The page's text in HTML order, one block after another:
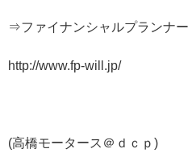
⇒ファイナンシャルプランナー
http://www.fp-will.jp/
(高橋モータース＠ｄｃｐ)